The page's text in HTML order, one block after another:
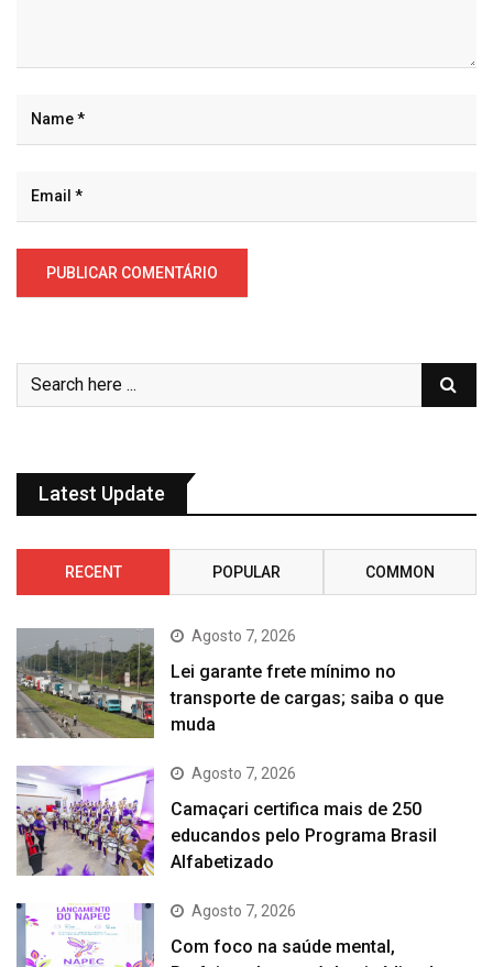
Latest Update
RECENT POPULAR COMMON
Agosto 7, 2026
Lei garante frete mínimo no
transporte de cargas; saiba o que
muda
Agosto 7, 2026
Camaçari certifica mais de 250
educandos pelo Programa Brasil
Alfabetizado
Agosto 7, 2026
Com foco na saúde mental,